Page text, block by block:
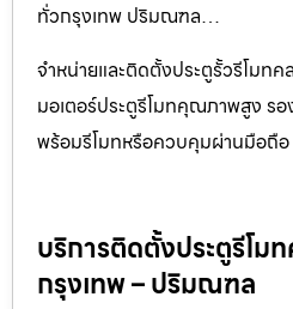
ทั่วกรุงเทพ ปริมณฑล…
จำหน่ายและติดตั้งประตูรั้วรีโมท
มอเตอร์ประตูรีโมทคุณภาพสูง รอ
พร้อมรีโมทหรือควบคุมผ่านมือถือ
บริการติดตั้งประตูรีโม
กรุงเทพ – ปริมณฑล